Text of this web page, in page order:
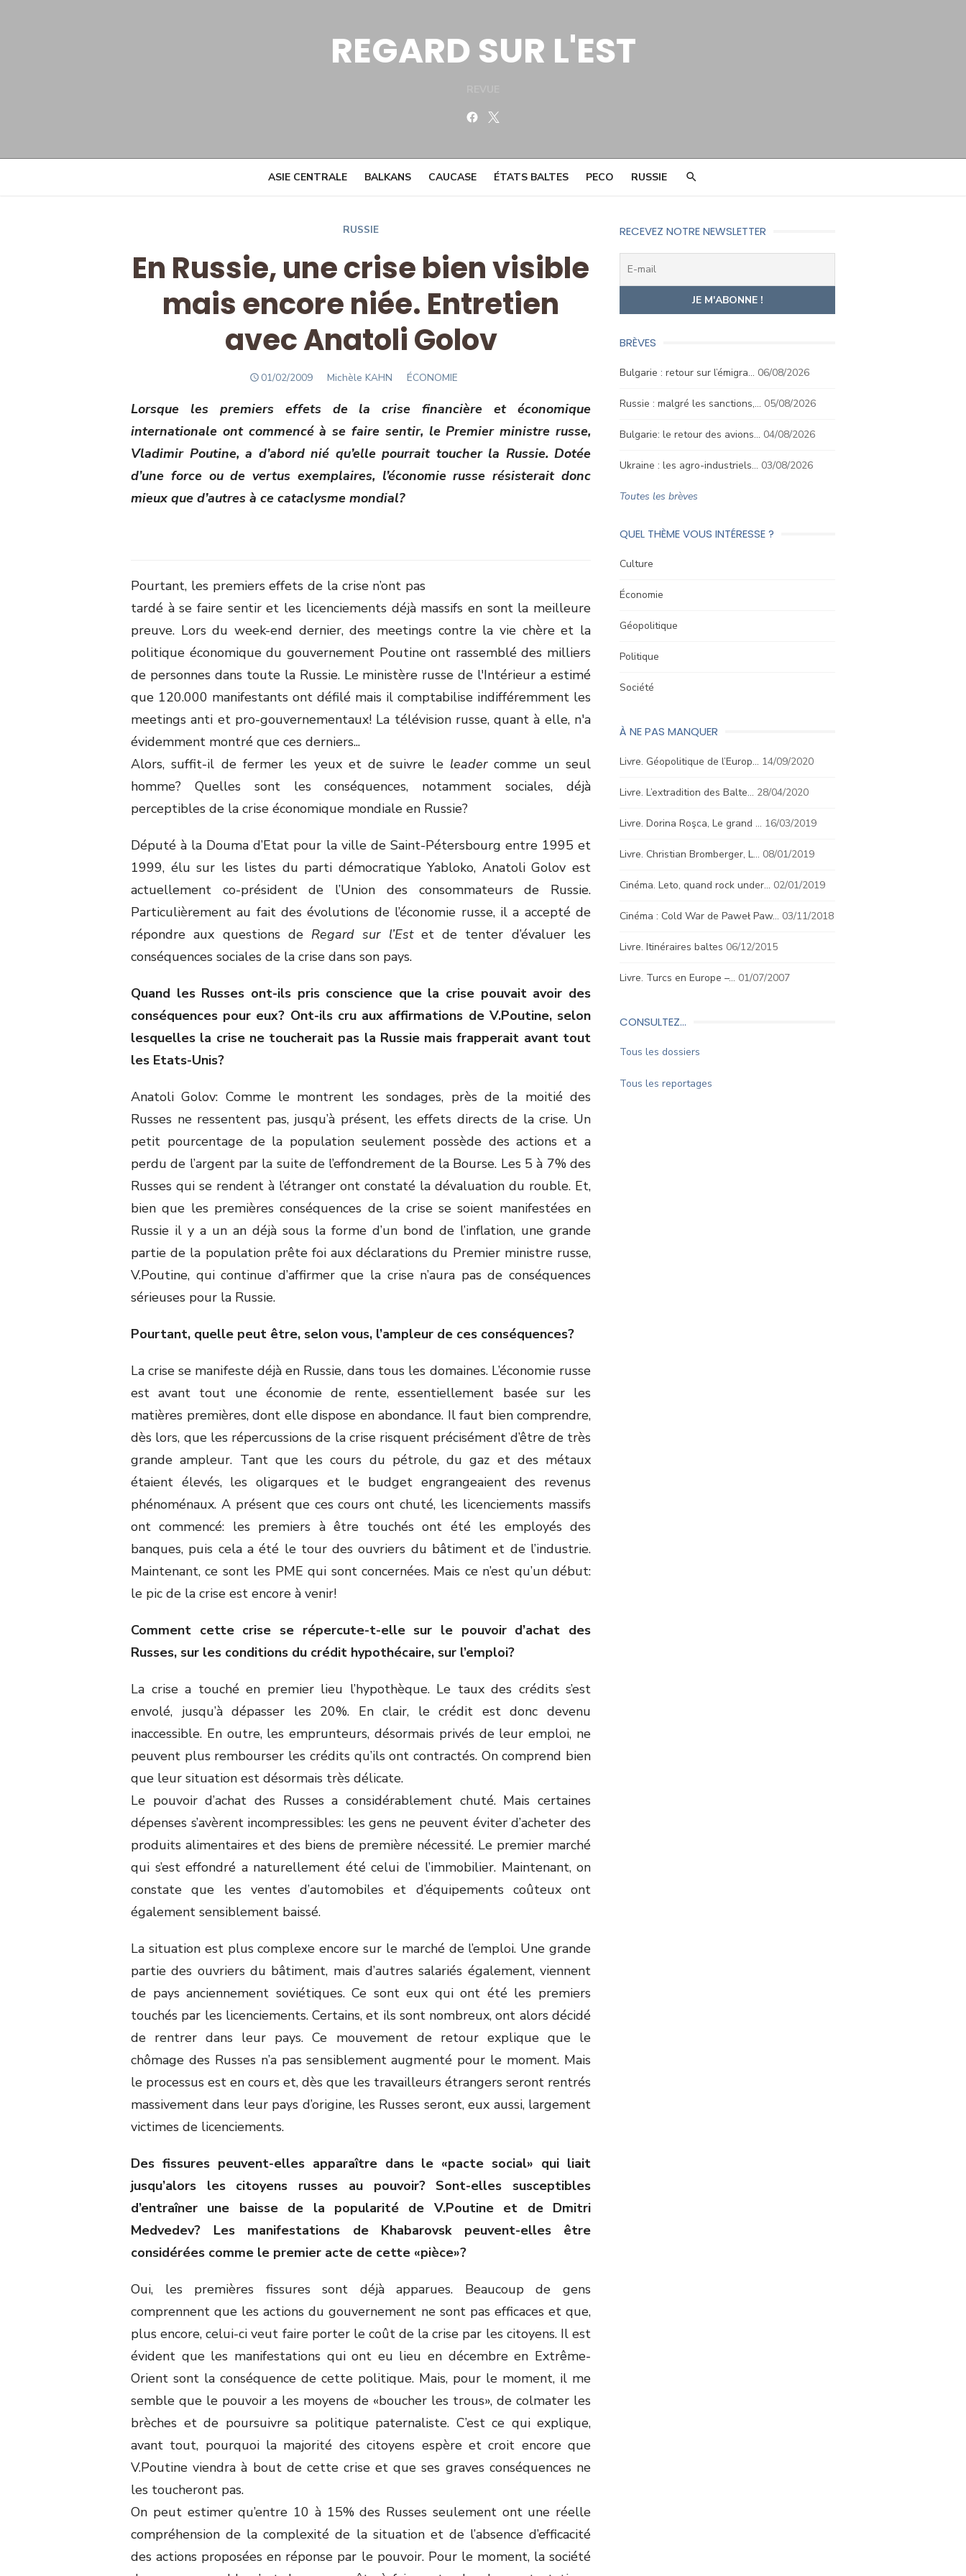
REGARD SUR L'EST
Facebook
ASIE CENTRALE BALKANS CAUCASE ÉTATS BALTES PECO RUSSIE
RUSSIE
En Russie, une crise bien visible
mais encore niée. Entretien
avec Anatoli Golov
POSTED
01/02/2009 Author
Michèle KAHN ÉCONOMIE
Lorsque les premiers effets de la crise financière et économique
internationale ont commencé à se faire sentir, le Premier ministre russe,
Vladimir Poutine, a d’abord nié qu’elle pourrait toucher la Russie. Dotée
d’une force ou de vertus exemplaires, l’économie russe résisterait donc
mieux que d’autres à ce cataclysme mondial?
Pourtant, les premiers effets de la crise n’ont pas
tardé à se faire sentir et les licenciements déjà massifs en sont la meilleure
preuve. Lors du week-end dernier, des meetings contre la vie chère et la
politique économique du gouvernement Poutine ont rassemblé des milliers
de personnes dans toute la Russie. Le ministère russe de l'Intérieur a estimé
que 120.000 manifestants ont défilé mais il comptabilise indifféremment les
meetings anti et pro-gouvernementaux! La télévision russe, quant à elle, n'a
évidemment montré que ces derniers...
Alors, suffit-il de fermer les yeux et de suivre le leadercomme un seul
homme? Quelles sont les conséquences, notamment sociales, déjà
perceptibles de la crise économique mondiale en Russie?
Député à la Douma d’Etat pour la ville de Saint-Pétersbourg entre 1995 et
1999, élu sur les listes du parti démocratique Yabloko, Anatoli Golov est
actuellement co-président de l’Union des consommateurs de Russie.
Particulièrement au fait des évolutions de l’économie russe, il a accepté de
répondre aux questions de Regard sur l’Estet de tenter d’évaluer les
conséquences sociales de la crise dans son pays.
Quand les Russes ont-ils pris conscience que la crise pouvait avoir des
conséquences pour eux? Ont-ils cru aux affirmations de V.Poutine, selon
lesquelles la crise ne toucherait pas la Russie mais frapperait avant tout
les Etats-Unis?
Anatoli Golov: Comme le montrent les sondages, près de la moitié des
Russes ne ressentent pas, jusqu’à présent, les effets directs de la crise. Un
petit pourcentage de la population seulement possède des actions et a
perdu de l’argent par la suite de l’effondrement de la Bourse. Les 5 à 7% des
Russes qui se rendent à l’étranger ont constaté la dévaluation du rouble. Et,
bien que les premières conséquences de la crise se soient manifestées en
Russie il y a un an déjà sous la forme d’un bond de l’inflation, une grande
partie de la population prête foi aux déclarations du Premier ministre russe,
V.Poutine, qui continue d’affirmer que la crise n’aura pas de conséquences
sérieuses pour la Russie.
Pourtant, quelle peut être, selon vous, l’ampleur de ces conséquences?
La crise se manifeste déjà en Russie, dans tous les domaines. L’économie russe
est avant tout une économie de rente, essentiellement basée sur les
matières premières, dont elle dispose en abondance. Il faut bien comprendre,
dès lors, que les répercussions de la crise risquent précisément d’être de très
grande ampleur. Tant que les cours du pétrole, du gaz et des métaux
étaient élevés, les oligarques et le budget engrangeaient des revenus
phénoménaux. A présent que ces cours ont chuté, les licenciements massifs
ont commencé: les premiers à être touchés ont été les employés des
banques, puis cela a été le tour des ouvriers du bâtiment et de l’industrie.
Maintenant, ce sont les PME qui sont concernées. Mais ce n’est qu’un début:
le pic de la crise est encore à venir!
Comment cette crise se répercute-t-elle sur le pouvoir d’achat des
Russes, sur les conditions du crédit hypothécaire, sur l’emploi?
La crise a touché en premier lieu l’hypothèque. Le taux des crédits s’est
envolé, jusqu’à dépasser les 20%. En clair, le crédit est donc devenu
inaccessible. En outre, les emprunteurs, désormais privés de leur emploi, ne
peuvent plus rembourser les crédits qu’ils ont contractés. On comprend bien
que leur situation est désormais très délicate.
Le pouvoir d’achat des Russes a considérablement chuté. Mais certaines
dépenses s’avèrent incompressibles: les gens ne peuvent éviter d’acheter des
produits alimentaires et des biens de première nécessité. Le premier marché
qui s’est effondré a naturellement été celui de l’immobilier. Maintenant, on
constate que les ventes d’automobiles et d’équipements coûteux ont
également sensiblement baissé.
La situation est plus complexe encore sur le marché de l’emploi. Une grande
partie des ouvriers du bâtiment, mais d’autres salariés également, viennent
de pays anciennement soviétiques. Ce sont eux qui ont été les premiers
touchés par les licenciements. Certains, et ils sont nombreux, ont alors décidé
de rentrer dans leur pays. Ce mouvement de retour explique que le
chômage des Russes n’a pas sensiblement augmenté pour le moment. Mais
le processus est en cours et, dès que les travailleurs étrangers seront rentrés
massivement dans leur pays d’origine, les Russes seront, eux aussi, largement
victimes de licenciements.
Des fissures peuvent-elles apparaître dans le «pacte social» qui liait
jusqu’alors les citoyens russes au pouvoir? Sont-elles susceptibles
d’entraîner une baisse de la popularité de V.Poutine et de Dmitri
Medvedev? Les manifestations de Khabarovsk peuvent-elles être
considérées comme le premier acte de cette «pièce»?
Oui, les premières fissures sont déjà apparues. Beaucoup de gens
comprennent que les actions du gouvernement ne sont pas efficaces et que,
plus encore, celui-ci veut faire porter le coût de la crise par les citoyens. Il est
évident que les manifestations qui ont eu lieu en décembre en Extrême-
Orient sont la conséquence de cette politique. Mais, pour le moment, il me
semble que le pouvoir a les moyens de «boucher les trous», de colmater les
brèches et de poursuivre sa politique paternaliste. C’est ce qui explique,
avant tout, pourquoi la majorité des citoyens espère et croit encore que
V.Poutine viendra à bout de cette crise et que ses graves conséquences ne
les toucheront pas.
On peut estimer qu’entre 10 à 15% des Russes seulement ont une réelle
compréhension de la complexité de la situation et de l’absence d’efficacité
des actions proposées en réponse par le pouvoir. Pour le moment, la société
RECEVEZ NOTRE NEWSLETTER
BRÈVES
Bulgarie : retour sur l’émigra… 06/08/2026
Russie : malgré les sanctions,… 05/08/2026
Bulgarie: le retour des avions… 04/08/2026
Ukraine : les agro-industriels… 03/08/2026
Toutes les brèves
QUEL THÈME VOUS INTÉRESSE ?
Culture
Économie
Géopolitique
Politique
Société
À NE PAS MANQUER
Livre. Géopolitique de l’Europ… 14/09/2020
Livre. L’extradition des Balte… 28/04/2020
Livre. Dorina Roşca, Le grand … 16/03/2019
Livre. Christian Bromberger, L… 08/01/2019
Cinéma. Leto, quand rock under… 02/01/2019
Cinéma : Cold War de Paweł Paw… 03/11/2018
Livre. Itinéraires baltes 06/12/2015
Livre. Turcs en Europe –… 01/07/2007
CONSULTEZ…
Tous les dossiers
Tous les reportages